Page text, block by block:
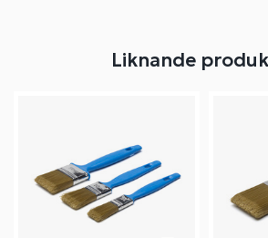
Liknande